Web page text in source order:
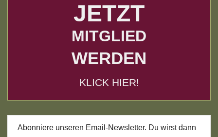
JETZT
MITGLIED
WERDEN
KLICK HIER!
Abonniere unseren Email-Newsletter. Du wirst dann